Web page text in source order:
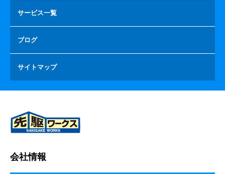
サービス一覧
ブログ
サイトマップ
会社情報